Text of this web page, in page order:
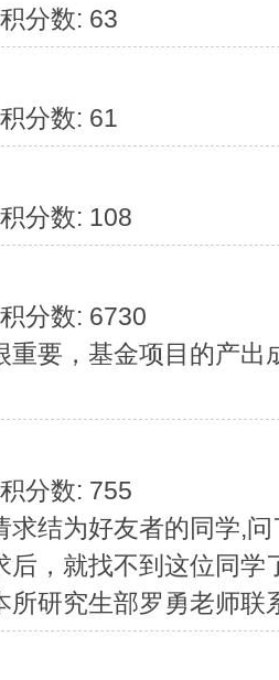
积分数: 63
积分数: 61
积分数: 108
积分数: 6730
重要，基金项目的产
积分数: 755
求结为好友者的同学,
后，就找不到这位同
所研究生部罗勇老师联